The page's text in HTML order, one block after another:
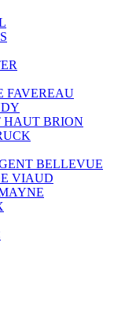
FAVEREAU
HAUT BRION
BELLEVUE
VIAUD